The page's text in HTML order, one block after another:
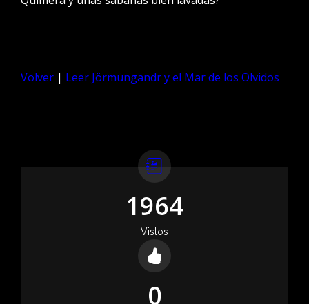
Volver | Leer Jörmungandr y el Mar de los Olvidos
1964
Vistos
0